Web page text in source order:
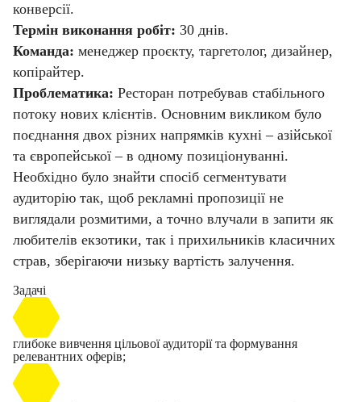
конверсії.
Термін виконання робіт: 30 днів.
Команда: менеджер проєкту, таргетолог, дизайнер,
копірайтер.
Проблематика: Ресторан потребував стабільного
потоку нових клієнтів. Основним викликом було
поєднання двох різних напрямків кухні – азійської
та європейської – в одному позиціонуванні.
Необхідно було знайти спосіб сегментувати
аудиторію так, щоб рекламні пропозиції не
виглядали розмитими, а точно влучали в запити як
любителів екзотики, так і прихильників класичних
страв, зберігаючи низьку вартість залучення.
Задачі
глибоке вивчення цільової аудиторії та формування
релевантних оферів;